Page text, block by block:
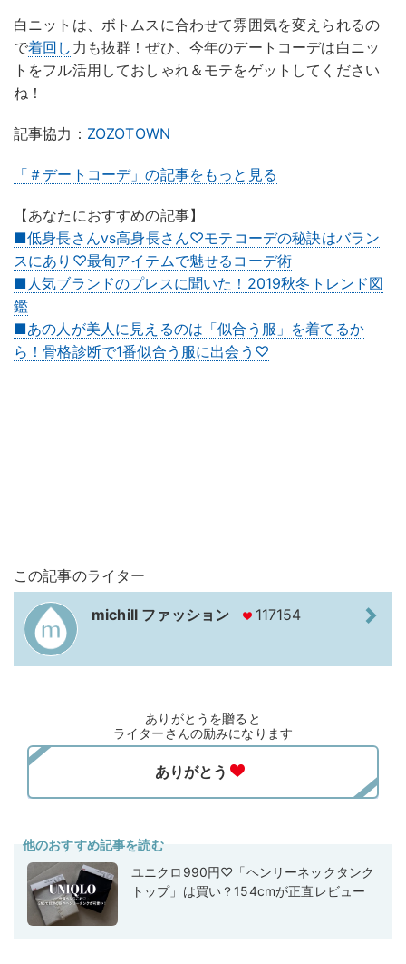
白ニットは、ボトムスに合わせて雰囲気を変えられるの
で着回し 力も抜群！ぜひ、今年のデートコーデは白ニッ
トをフル活用しておしゃれ＆モテをゲットしてください
ね！
記事協力： ZOZOTOWN
「＃デートコーデ」の記事をもっと見る
【あなたにおすすめの記事】
■低身長さんvs高身長さん♡モテコーデの秘訣はバラン
スにあり♡最旬アイテムで魅せるコーデ術
■人気ブランドのプレスに聞いた！2019秋冬トレンド図
鑑
■あの人が美人に見えるのは「似合う服」を着てるか
ら！骨格診断で1番似合う服に出会う♡
この記事のライター
michill ファッション 117154
ありがとうを贈ると
ライターさんの励みになります
他のおすすめ記事を読む
ユニクロ990円♡「ヘンリーネックタンク
トップ」は買い？154cmが正直レビュー